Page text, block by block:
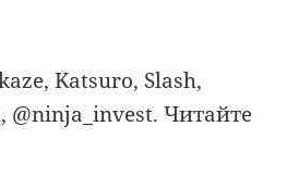
Katsuro, Slash,
@ninja_invest. Читайте